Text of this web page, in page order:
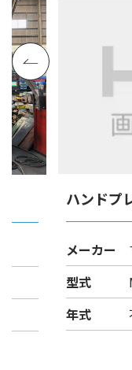
ハンドプ
メーカー
型式
年式